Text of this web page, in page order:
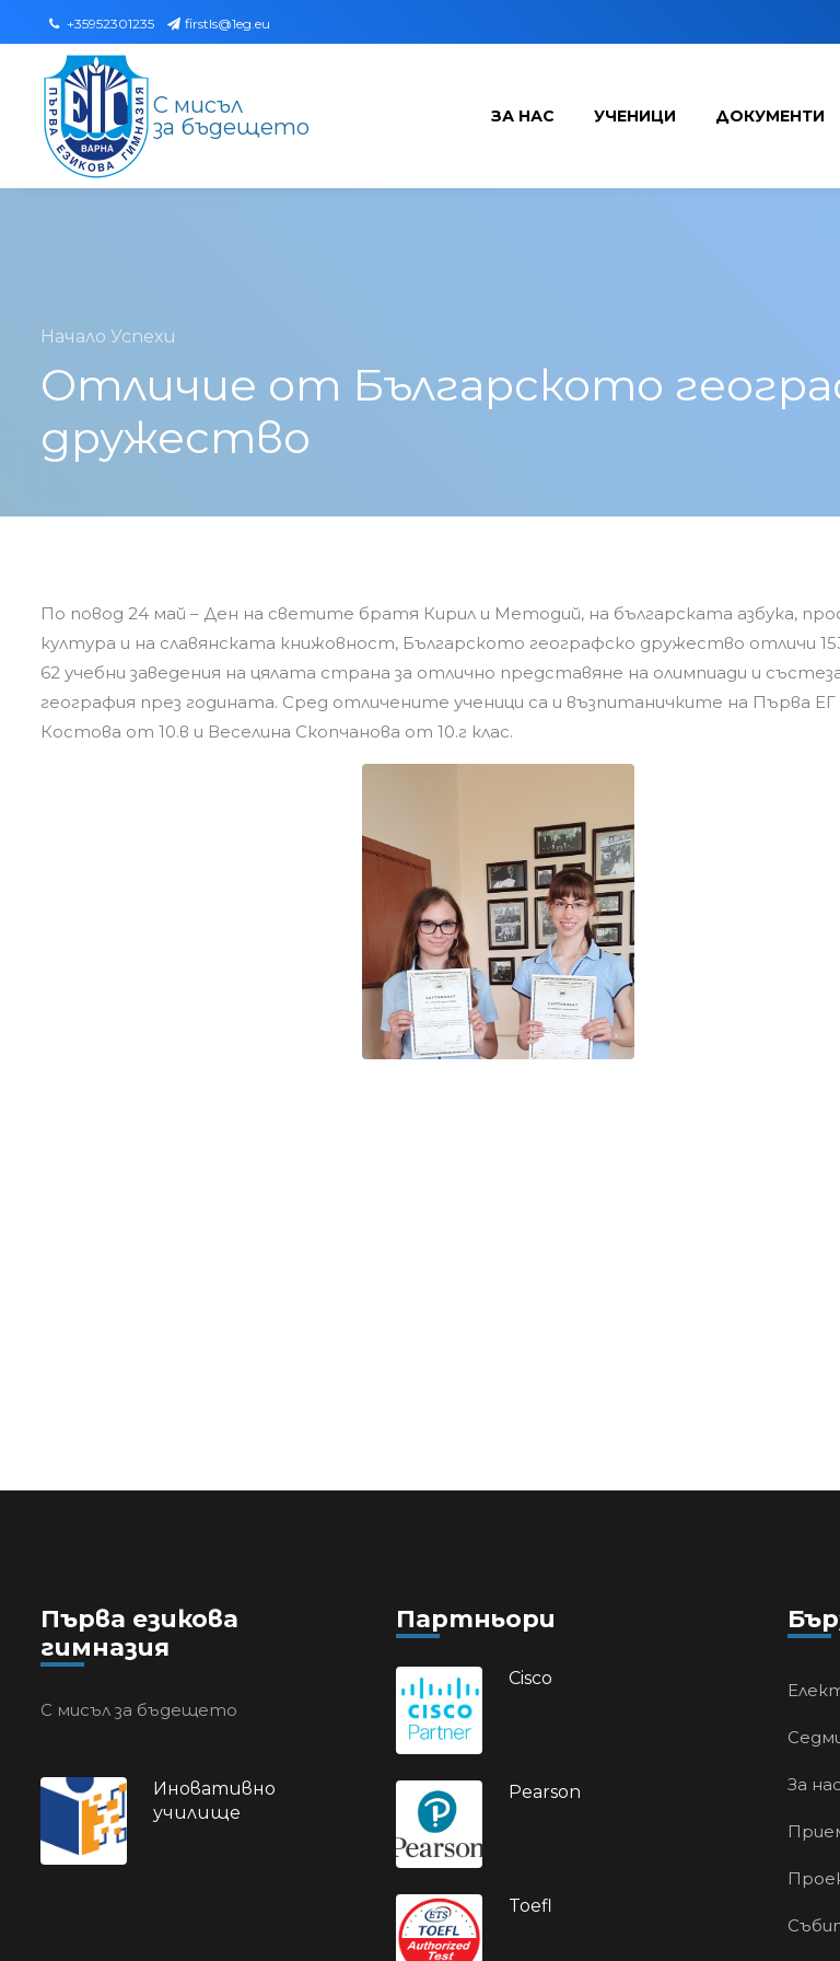
+35952301235 firstls@1eg.eu
С мисъл
за бъдещето
ЗА НАС УЧЕНИЦИ ДОКУМЕНТИ
Начало Успехи
Отличие от Българското
дружество
По повод 24 май – Ден на светите братя Кирил и Методий, на българската азбука,
култура и на славянската книжовност, Българското географско дружество отличи
62 учебни заведения на цялата страна за отлично представяне на олимпиади и
география през годината. Сред отличените ученици са и възпитаничките на Първа
Костова от 10.в и Веселина Скопчанова от 10.г клас.
Първа езикова
гимназия
С мисъл за бъдещето
Иновативно
училище
Партньори
Cisco
Pearson
Toefl
За нас